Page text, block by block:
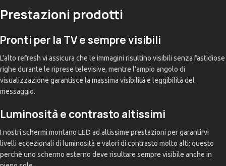
Prestazioni prodotti
Pronti per la TV e sempre visibili
L'alto refresh vi assicura che le immagini risultino visibili senza fastidiose
righe durante le riprese televisive, mentre l'ampio angolo di
visualizzazione garantisce la massima visibilità e leggibilità del
messaggio.
Luminosità e contrasto altissimi
I nostri schermi montano LED ad altissime prestazioni per garantirvi
livelli eccezionali di luminosità e valori di contrasto molto alti: questo
perchè uno schermo esterno deve risultare sempre visibile anche in